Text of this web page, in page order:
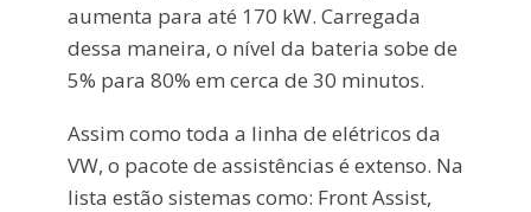
aumenta para até 170 kW. Carregada
dessa maneira, o nível da bateria sobe de
5% para 80% em cerca de 30 minutos.
Assim como toda a linha de elétricos da
VW, o pacote de assistências é extenso. Na
lista estão sistemas como: Front Assist,